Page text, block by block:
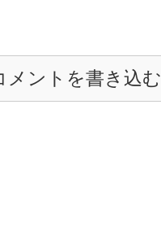
メントを書き込む